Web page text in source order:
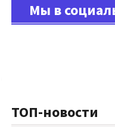
Мы в
ТОП-новости